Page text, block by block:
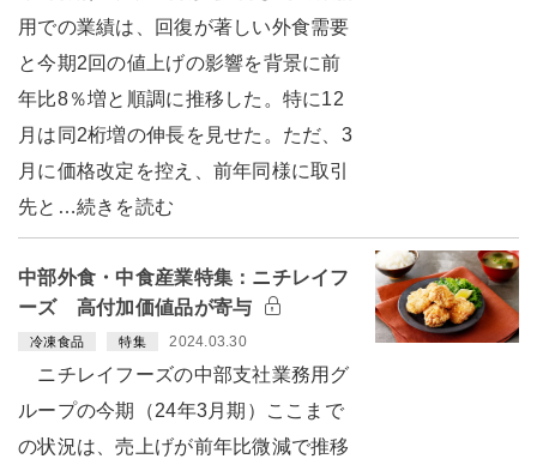
用での業績は、回復が著しい外食需要
と今期2回の値上げの影響を背景に前
年比8％増と順調に推移した。特に12
月は同2桁増の伸長を見せた。ただ、3
月に価格改定を控え、前年同様に取引
先と…続きを読む
中部外食・中食産業特集：ニチレイフ
ーズ 高付加価値品が寄与
冷凍食品 特集 2024.03.30
ニチレイフーズの中部支社業務用グ
ループの今期（24年3月期）ここまで
の状況は、売上げが前年比微減で推移